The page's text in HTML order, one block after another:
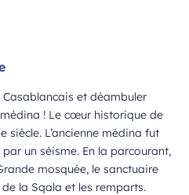
et déambuler
! Le cœur historique de
L’ancienne médina fut
un séisme. En la parcourant,
mosquée, le sanctuaire
la Sqala et les remparts.